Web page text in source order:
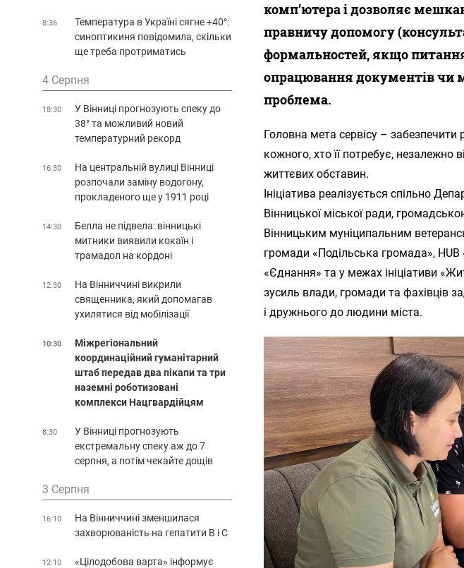
комп’ютера і дозволяє
правничу допомогу
формальностей, якщо
опрацювання документів чи
проблема.
Головна мета сервісу – забезпечити
кожного, хто її потребує, незалежно
життєвих обставин.
Ініціатива реалізується спільно
Вінницької міської ради,
Вінницьким муніципальним
громади «Подільська громада», HUB
«Єднання» та у межах ініціативи
зусиль влади, громади та фахівців
і дружнього до людини міста.
8:36
Температура в Україні сягне +40°:
синоптикиня повідомила, скільки
ще треба протриматись
4 Серпня
18:30
У Вінниці прогнозують спеку до
38° та можливий новий
температурний рекорд
16:30
На центральній вулиці Вінниці
розпочали заміну водогону,
прокладеного ще у 1911 році
14:30
Белла не підвела: вінницькі
митники виявили кокаїн і
трамадол на кордоні
12:30
На Вінниччині викрили
священника, який допомагав
ухилятися від мобілізації
10:30
Міжрегіональний
координаційний гуманітарний
штаб передав два пікапи та три
наземні роботизовані
комплекси Нацгвардійцям
8:30
У Вінниці прогнозують
екстремальну спеку аж до 7
серпня, а потім чекайте дощів
3 Серпня
16:10
На Вінниччині зменшилася
захворюваність на гепатити В і С
12:10
«Цілодобова варта» інформує